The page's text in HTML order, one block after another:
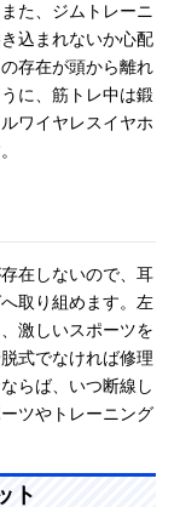
た、ジムトレーニ
込まれないか心配
存在が頭から離れ
に、筋トレ中は鍛
ワイヤレスイヤホ
在しないので、耳
取り組めます。左
激しいスポーツを
式でなければ修理
らば、いつ断線し
ツやトレーニング
ト